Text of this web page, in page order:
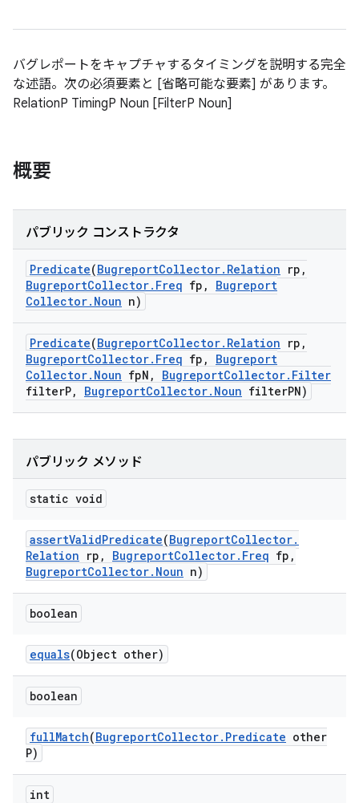
バグレポートをキャプチャするタイミングを説明する完全
な述語。次の必須要素と [省略可能な要素] があります。
RelationP TimingP Noun [FilterP Noun]
概要
パブリック コンストラクタ
Predicate(BugreportCollector. Relation rp ,
BugreportCollector. Freq fp ,
Bugreport
Collector. Noun n)
Predicate(BugreportCollector. Relation rp ,
BugreportCollector. Freq fp ,
Bugreport
Collector. Noun fpN , BugreportCollector. Filter
filterP, BugreportCollector. Noun filterPN)
パブリック メソッド
static void
assertValidPredicate(BugreportCollector.
Relation rp , BugreportCollector. Freq fp ,
BugreportCollector. Noun n)
boolean
equals(Object other)
boolean
fullMatch(BugreportCollector. Predicate other
P)
int